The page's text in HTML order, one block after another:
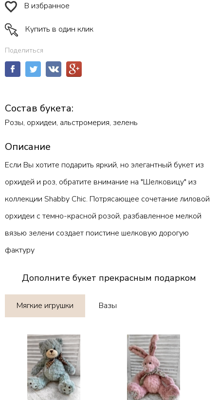
В избранное
Купить в один клик
Поделиться
Состав букета:
Розы, орхидеи, альстромерия, зелень
Описание
Если Вы хотите подарить яркий, но элегантный букет из
орхидей и роз, обратите внимание на "Шелковицу" из
коллекции Shabby Chic. Потрясающее сочетание лиловой
орхидеи с темно-красной розой, разбавленное мелкой
вязью зелени создает поистине шелковую дорогую
фактуру
Дополните букет прекрасным подарком
Мягкие игрушки Вазы